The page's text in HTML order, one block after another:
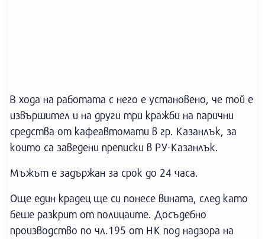
В хода на работата с него е установено, че той е
извършител и на други три кражби на парични
средства от кафеавтомати в гр. Казанлък, за
които са заведени преписки в РУ-Казанлък.
Мъжът е задържан за срок до 24 часа.
Още един крадец ще си понесе вината, след като
беше разкрит от полицаите. Досъдебно
производство по чл.195 от НК под надзора на